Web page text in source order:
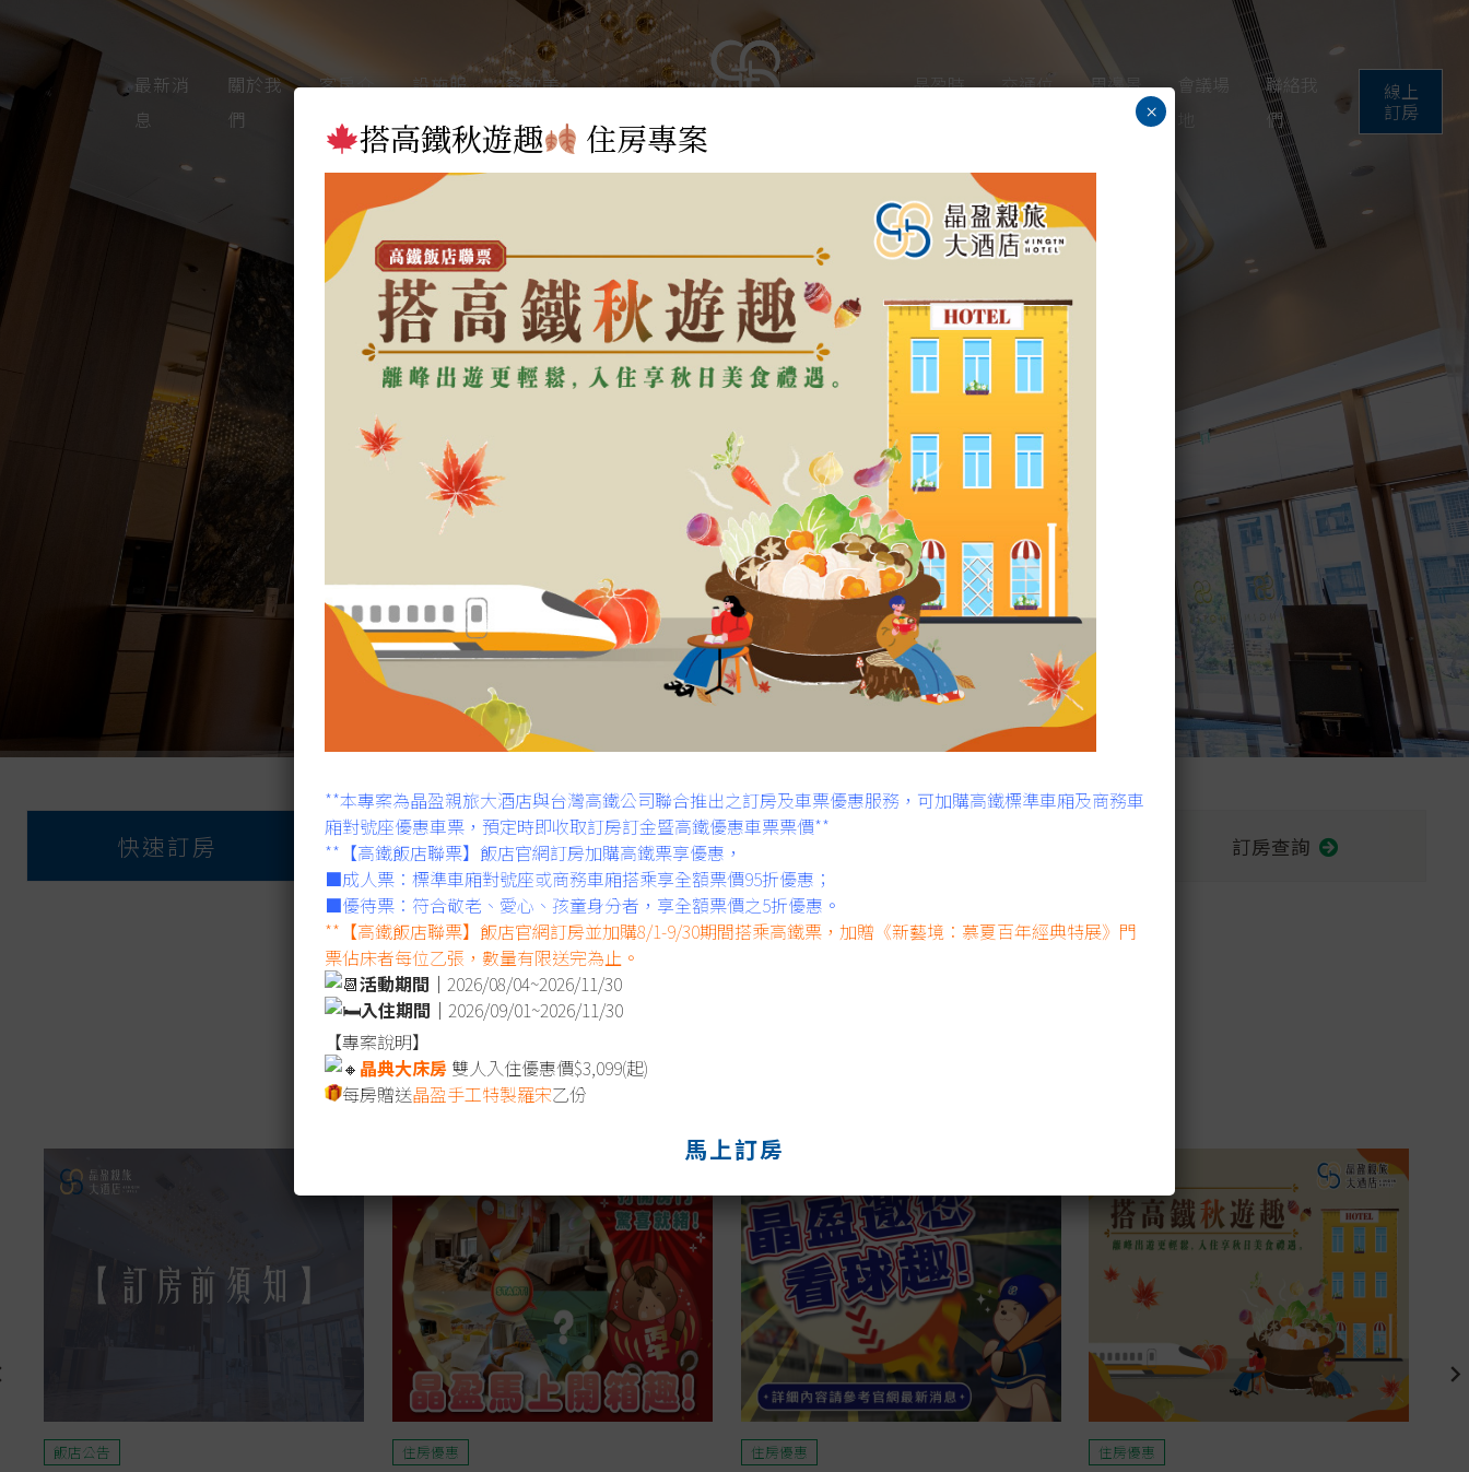
最新消
息
關於我
們
客房介
設施服
務
餐飲美
饌
晶盈時
交通位
周邊景
會議場
聯絡我
們
線上
訂房
晶盈親旅融合了飯店與Villa、商務與親子的設計
為永康第一家擁有近200坪室內親子遊戲空間的親旅主題飯店
快速訂房
入住日期
event
退房日期
event
訂房查詢
飯店公告 住房優惠 住房優惠 住房優惠
搭高鐵秋遊趣 住房專案
**本專案為晶盈親旅大酒店與台灣高鐵公司聯合推出之訂房及車票優惠服務，可加購高鐵標準車廂及商務車
廂對號座優惠車票，預定時即收取訂房訂金暨高鐵優惠車票票價**
**【高鐵飯店聯票】飯店官網訂房加購高鐵票享優惠，
■成人票：標準車廂對號座或商務車廂搭乘享全額票價95折優惠；
■優待票：符合敬老、愛心、孩童身分者，享全額票價之5折優惠。
**【高鐵飯店聯票】飯店官網訂房並加購8/1-9/30期間搭乘高鐵票，加贈《新藝境：慕夏百年經典特展》門
票佔床者每位乙張，數量有限送完為止。
活動期間｜ 2026/08/04~2026/11/30
入住期間｜ 2026/09/01~2026/11/30
【專案說明】
晶典大床房 雙人入住優惠價$3,099(起)
每房贈送晶盈手工特製羅宋乙份
馬上訂房
×